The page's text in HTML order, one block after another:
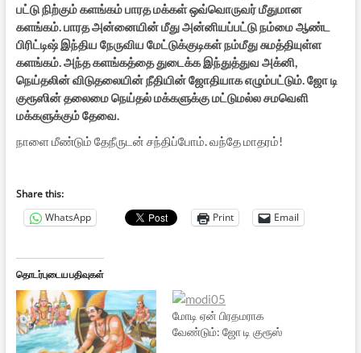
பட்டு நிற்கும் களங்கம் பாரத மக்கள் ஒவ்வொருவர் மீதுமான
களங்கம். பாரத அன்னையின் மீது அன்னியப்பட்டு நம்மை ஆண்ட
பிரிட்டிஷ் இந்திய நேருவிய மேட்டுக்குடிகள் நம்மீது சுமத்தியுள்ள
களங்கம். அந்த களங்கத்தை துடைக்க இந்துத்துவ அக்னி,
நெய்தலின் விடுதலையின் நீதியின் ஜோதியாக எழும்பட்டும். ஜோ டி
குரூஸின் தலைமை நெய்தல் மக்களுக்கு மட்டுமல்ல சமவெளி
மக்களுக்கும் தேவை.
நாளை மீண்டும் தேநீருடன் சந்திப்போம். வந்தே மாதரம்!
Share this:
WhatsApp
Print Email
தொடர்புடைய பதிவுகள்
மோடி ஏன் பிரதமராக
வேண்டும்: ஜோ டி குரூஸ்